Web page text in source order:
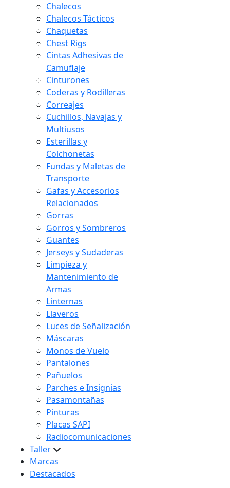
Chalecos
Chalecos Tácticos
Chaquetas
Chest Rigs
Cintas Adhesivas de
Camuflaje
Cinturones
Coderas y Rodilleras
Correajes
Cuchillos, Navajas y
Multiusos
Esterillas y
Colchonetas
Fundas y Maletas de
Transporte
Gafas y Accesorios
Relacionados
Gorras
Gorros y Sombreros
Guantes
Jerseys y Sudaderas
Limpieza y
Mantenimiento de
Armas
Linternas
Llaveros
Luces de Señalización
Máscaras
Monos de Vuelo
Pantalones
Pañuelos
Parches e Insignias
Pasamontañas
Pinturas
Placas SAPI
Radiocomunicaciones
Taller
Marcas
Destacados